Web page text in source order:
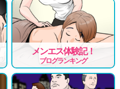
メンエス体験記！
ブログランキング